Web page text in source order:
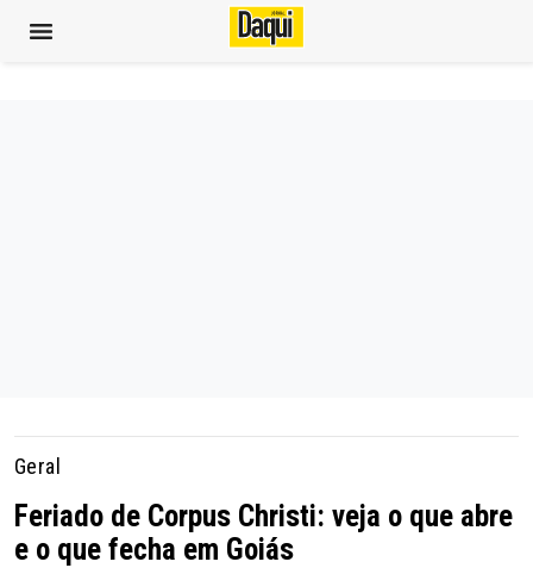
Geral
Feriado de Corpus Christi: veja o que abre
e o que fecha em Goiás